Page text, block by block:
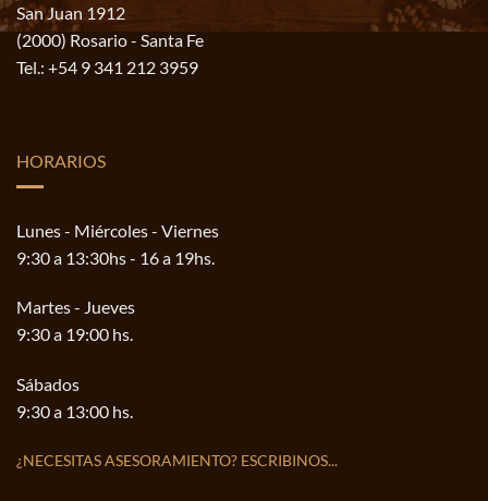
San Juan 1912
(2000) Rosario - Santa Fe
Tel.: +54 9 341 212 3959
HORARIOS
Lunes - Miércoles - Viernes
9:30 a 13:30hs - 16 a 19hs.
Martes - Jueves
9:30 a 19:00 hs.
Sábados
9:30 a 13:00 hs.
¿NECESITAS ASESORAMIENTO? ESCRIBINOS...